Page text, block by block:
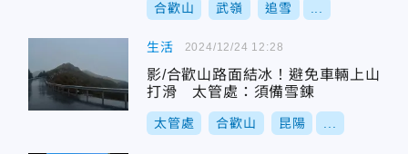
合歡山 武嶺 追雪
生活
影/合歡山路面結冰！避免車輛上山
打滑 太管處：須備雪錬
太管處 合歡山 昆陽
2024/12/24 12:28